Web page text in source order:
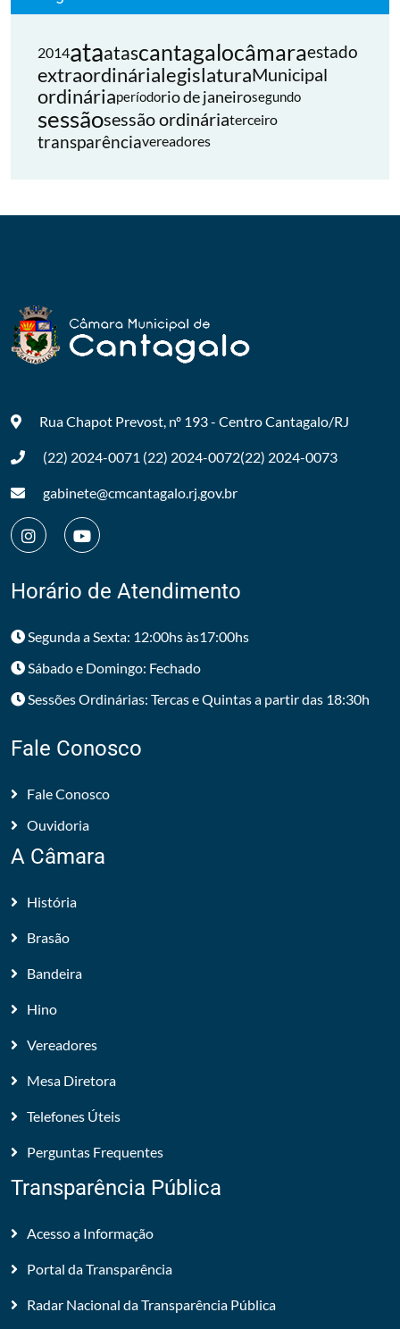
2014ataatascantagalocâmaraestado
extraordinárialegislaturaMunicipal
ordináriaperíodorio de janeirosegundo
sessãosessão ordináriaterceiro
transparênciavereadores
Rua Chapot Prevost, nº 193 - CentroCantagalo/RJ
(22) 2024-0071 (22) 2024-0072(22) 2024-0073
gabinete@cmcantagalo.rj.gov.br
Horário de Atendimento
Segunda a Sexta: 12:00hs às17:00hs
Sábado e Domingo: Fechado
Sessões Ordinárias: Tercas e Quintas a partir das 18:30h
Fale Conosco
Fale Conosco
Ouvidoria
A Câmara
História
Brasão
Bandeira
Hino
Vereadores
Mesa Diretora
Telefones Úteis
Perguntas Frequentes
Transparência Pública
Acesso a Informação
Portal da Transparência
Radar Nacional da Transparência Pública